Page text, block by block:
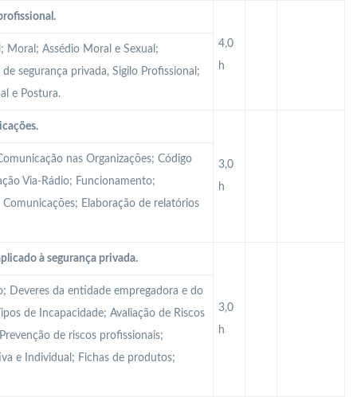
4,0
h
Moral; Assédio Moral e Sexual;
segurança privada, Sigilo Profissional;
e Postura.
3,0
h
nas Organizações; Código
Via-Rádio; Funcionamento;
Elaboração de relatórios
à segurança privada.
3,0
h
Deveres da entidade empregadora e do
de Incapacidade; Avaliação de Riscos
de riscos profissionais;
e Individual; Fichas de produtos;